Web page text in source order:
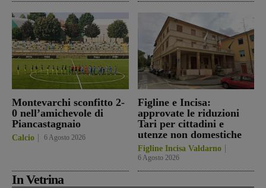
Montevarchi sconfitto 2-
0 nell’amichevole di
Piancastagnaio
Calcio 6 Agosto 2026
Figline e Incisa:
approvate le riduzioni
Tari per cittadini e
utenze non domestiche
Figline Incisa Valdarno
6 Agosto 2026
In Vetrina